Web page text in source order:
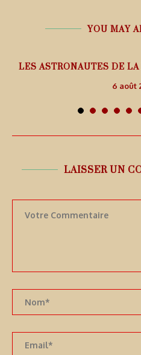
YOU MAY
LES ASTRONAUTES DE
6 août
LAISSER UN